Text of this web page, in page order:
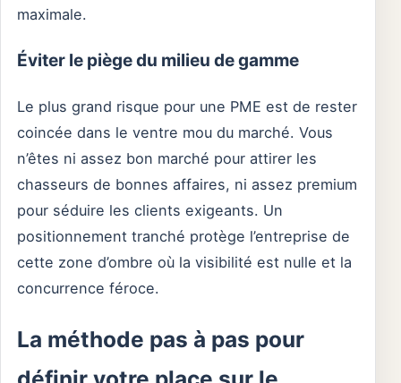
maximale.
Éviter le piège du milieu de gamme
Le plus grand risque pour une PME est de rester
coincée dans le ventre mou du marché. Vous
n’êtes ni assez bon marché pour attirer les
chasseurs de bonnes affaires, ni assez premium
pour séduire les clients exigeants. Un
positionnement tranché protège l’entreprise de
cette zone d’ombre où la visibilité est nulle et la
concurrence féroce.
La méthode pas à pas pour